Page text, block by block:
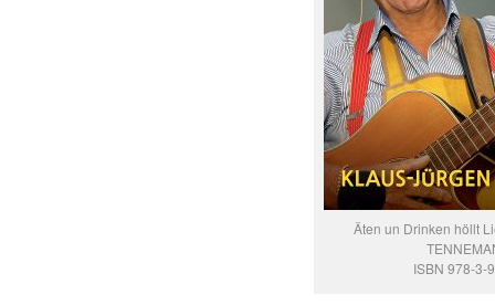
Äten un Drinken höllt
ISBN 978-3-